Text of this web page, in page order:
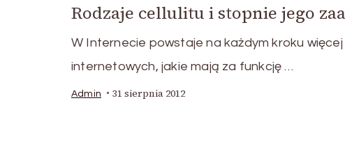
Rodzaje cellulitu i stopnie jego
W Internecie powstaje na każdym kroku
internetowych, jakie mają za funkcję …
Admin 31 sierpnia 2012